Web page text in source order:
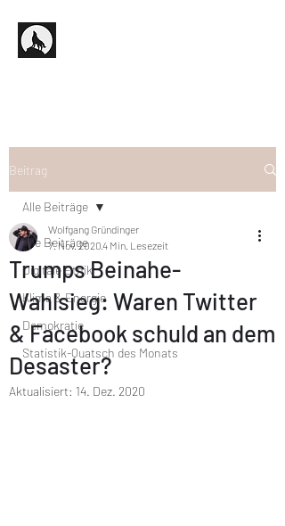
Beitrag
Alle Beiträge
Digitale Ethik
Klima & Energie
Demokratie
Statistik-Quatsch des Monats
Alle Beiträge
Trumps Beinahe-
Wahlsieg: Waren Twitter
& Facebook schuld an dem
Desaster?
Wolfgang Gründinger
7. Nov. 20204 Min. Lesezeit
Aktualisiert: 14. Dez. 2020